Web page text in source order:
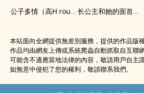
公子多情（‌高‎H​ rou文 np） 长公主和她的面首们（NP辣H）
本站面向全網提供無差別服務，提供的作品版權
作品均由網友上傳或系統爬蟲自動抓取自互聯網
可能含不適應當地法律的內容，敬請用戶自主識
如無意中侵犯了您的權利，敬請聯系我們。